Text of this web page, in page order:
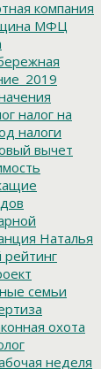
компания
МФЦ
налог на
налоги
вычет
Наталья
семьи
охота
неделя